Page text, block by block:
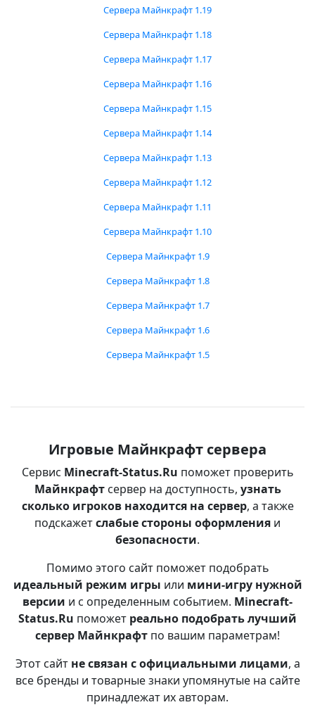
Сервера Майнкрафт 1.19
Сервера Майнкрафт 1.18
Сервера Майнкрафт 1.17
Сервера Майнкрафт 1.16
Сервера Майнкрафт 1.15
Сервера Майнкрафт 1.14
Сервера Майнкрафт 1.13
Сервера Майнкрафт 1.12
Сервера Майнкрафт 1.11
Сервера Майнкрафт 1.10
Сервера Майнкрафт 1.9
Сервера Майнкрафт 1.8
Сервера Майнкрафт 1.7
Сервера Майнкрафт 1.6
Сервера Майнкрафт 1.5
Игровые Майнкрафт сервера
Сервис Minecraft-Status.Ru поможет проверить
Майнкрафтсервер на доступность, узнать
сколько игроков находится на сервер, а также
подскажетслабые стороны оформления и
безопасности.
Помимо этого сайт поможет подобрать
идеальный режим игры или мини-игру нужной
версии и с определенным событием. Minecraft-
Status.Ru поможет реально подобрать лучший
сервер Майнкрафт по вашим параметрам!
Этот сайт не связан с официальными лицами, а
все бренды и товарные знаки упомянутые на сайте
принадлежат их авторам.